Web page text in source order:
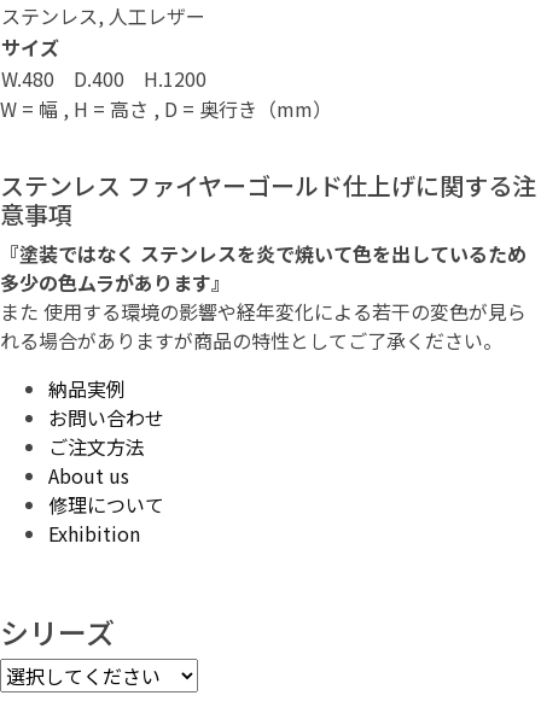
ステンレス, 人工レザー
サイズ
W.480 D.400 H.1200
W = 幅 , H = 高さ , D = 奥行き（mm）
ステンレス ファイヤーゴールド仕上げに関する注
意事項
『塗装ではなく ステンレスを炎で焼いて色を出しているため
多少の色ムラがあります』
また 使用する環境の影響や経年変化による若干の変色が見ら
れる場合がありますが商品の特性としてご了承ください。
納品実例
お問い合わせ
ご注文方法
About us
修理について
Exhibition
シリーズ